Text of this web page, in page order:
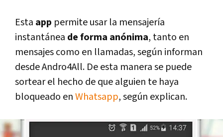
Esta app permite usar la mensajerí­a
instantánea de forma anónima, tanto en
mensajes como en llamadas, según informan
desde Andro4All. De esta manera se puede
sortear el hecho de que alguien te haya
bloqueado enWhatsapp, según explican.